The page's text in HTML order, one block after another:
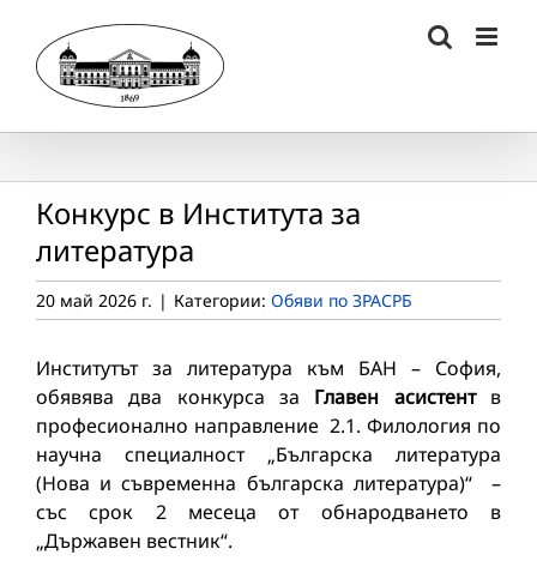
content
Конкурс в Института за
литература
20 май 2026 г. | Категории: Обяви по ЗРАСРБ
Институтът за литература към БАН – София,
обявява два конкурса за Главен асистент в
професионално направление 2.1. Филология по
научна специалност „Българска литература
(Нова и съвременна българска литература)“ –
със срок 2 месеца от обнародването в
„Държавен вестник“.